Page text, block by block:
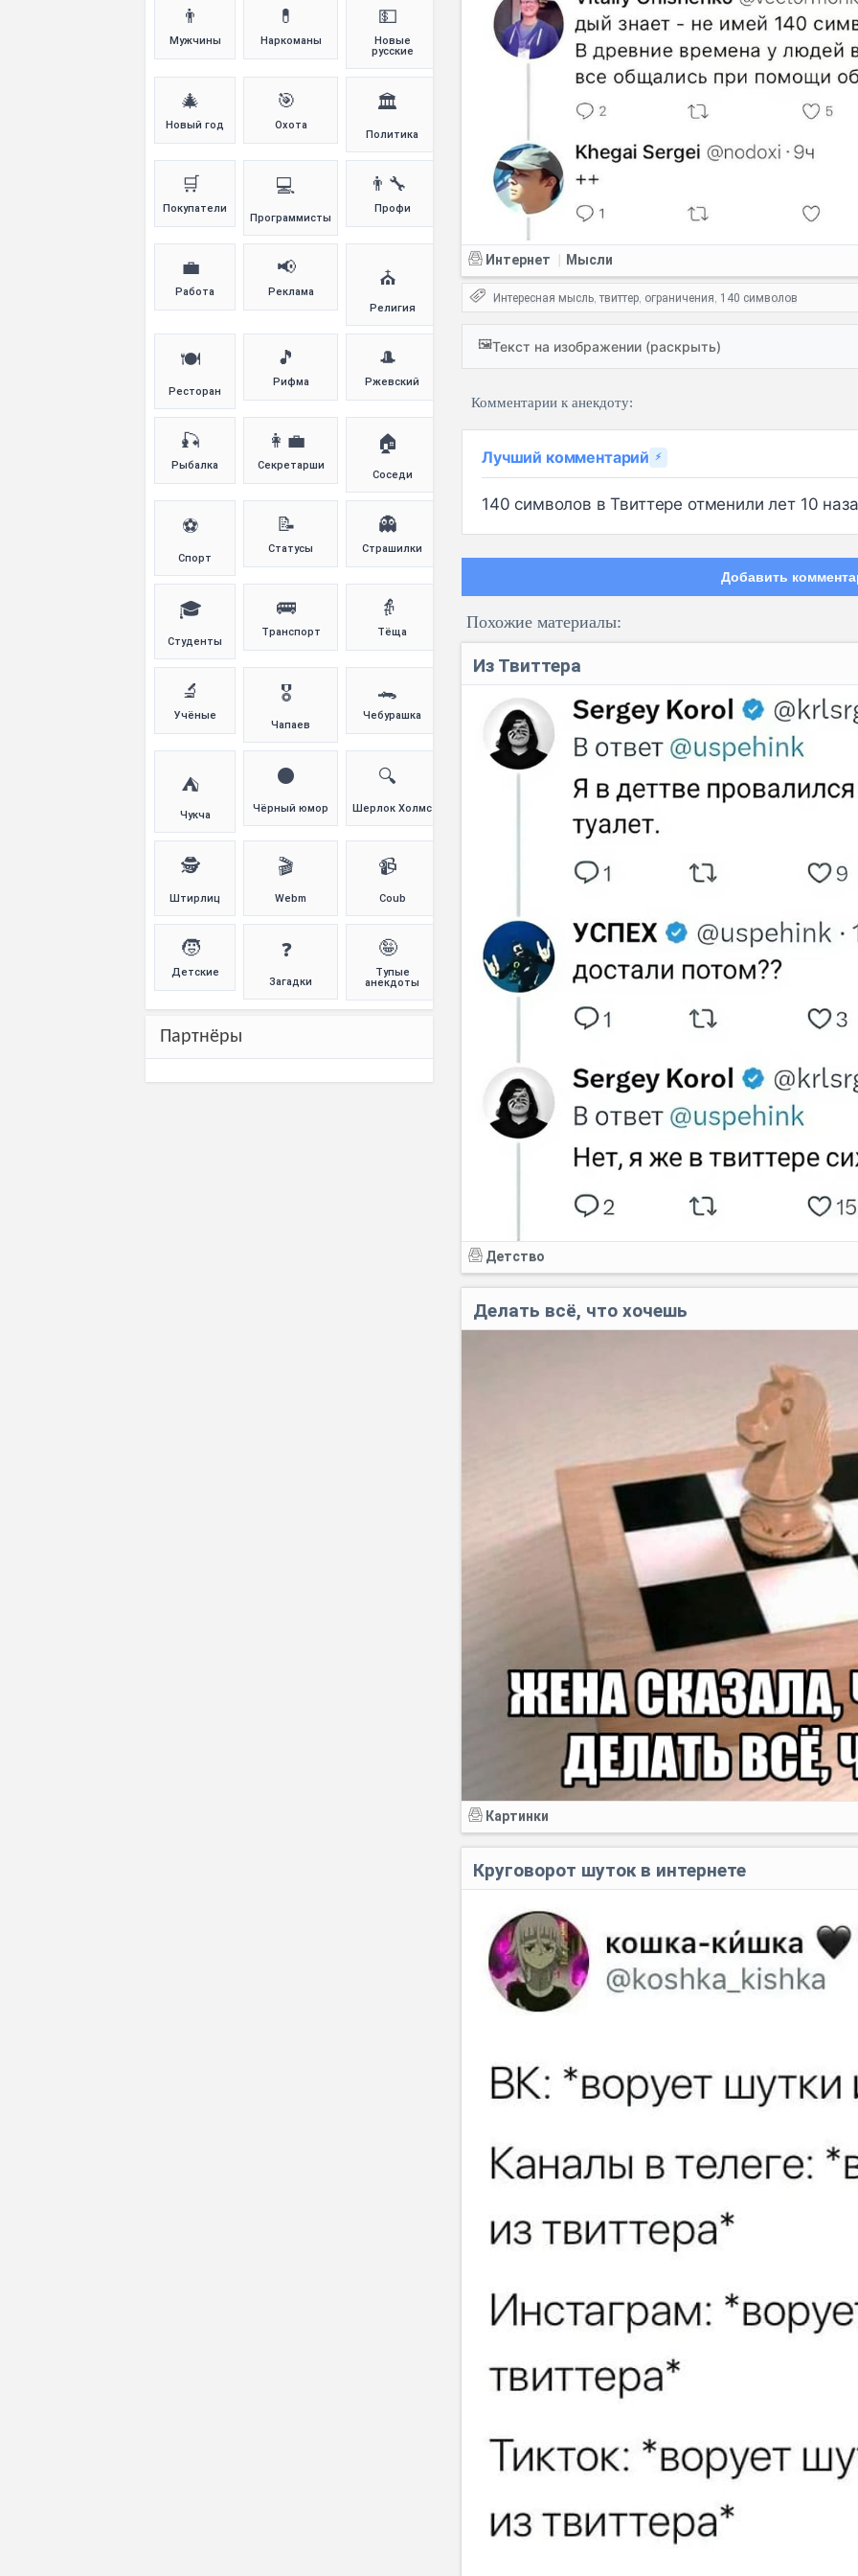
Интернет Мысли
Интересная мысль,твиттер, ограничения, 140 символов
🖼️Текст на изображении (раскрыть)
Комментарии к анекдоту:
Лучший комментарий ⚡
140 символов в Твиттере отменили лет 10
Добавить
Похожие материалы:
Из Твиттера
Детство
Делать всё, что хочешь
Картинки
Круговорот шуток в интернете
👨
Мужчины
💊
Наркоманы
💵
Новые
русские
🎄
Новый год
🎯
Охота
🏛️
Политика
🛒
Покупатели
💻
Программисты
👨‍🔧
Профи
💼
Работа
📢
Реклама
⛪
Религия
🍽️
Ресторан
🎵
Рифма
🎩
Ржевский
🎣
Рыбалка
👩‍💼
Секретарши
🏠
Соседи
⚽
Спорт
📝
Статусы
👻
Страшилки
🎓
Студенты
🚌
Транспорт
👵
Тёща
🔬
Учёные
🎖️
Чапаев
🐊
Чебурашка
⛺
Чукча
⚫
Чёрный юмор
🔍
Шерлок Холмс
🕵️
Штирлиц
🎬
Webm
📹
Coub
🧒
Детские
❓
Загадки
🤪
Тупые
анекдоты
Партнёры